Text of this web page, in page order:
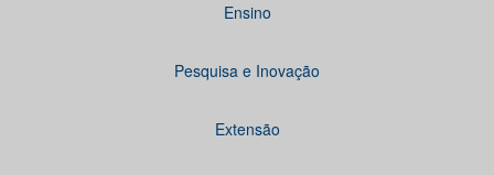
Ensino
Pesquisa e Inovação
Extensão